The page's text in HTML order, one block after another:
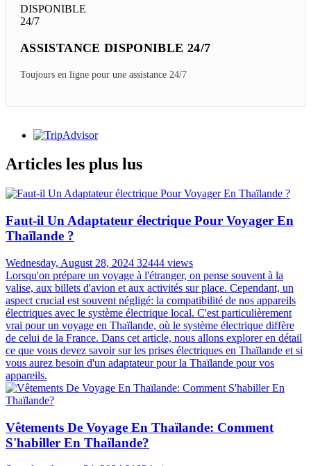
ASSISTANCE DISPONIBLE 24/7
Toujours en ligne pour une assistance 24/7
Articles les plus lus
Faut-il Un Adaptateur électrique Pour Voyager En
Thaïlande ?
Wednesday, August 28, 2024 32444 views
Lorsqu'on prépare un voyage à l'étranger, on pense souvent à la
valise, aux billets d'avion et aux activités sur place. Cependant, un
aspect crucial est souvent négligé: la compatibilité de nos appareils
électriques avec le système électrique local. C'est particulièrement
vrai pour un voyage en Thaïlande, où le système électrique diffère
de celui de la France. Dans cet article, nous allons explorer en détail
ce que vous devez savoir sur les prises électriques en Thaïlande et si
vous aurez besoin d'un adaptateur pour la Thaïlande pour vos
appareils.
Vêtements De Voyage En Thaïlande: Comment
S'habiller En Thaïlande?